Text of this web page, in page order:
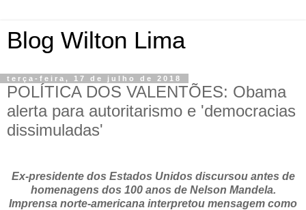
Blog Wilton Lima
terça-feira, 17 de julho de 2018
POLÍTICA DOS VALENTÕES: Obama
alerta para autoritarismo e 'democracias
dissimuladas'
Ex-presidente dos Estados Unidos discursou antes de
homenagens dos 100 anos de Nelson Mandela.
Imprensa norte-americana interpretou mensagem como